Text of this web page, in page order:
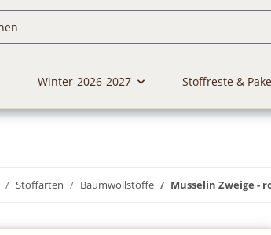
Winter-2026-2027 Stoffreste &
Stoffarten Baumwollstoffe Musselin Zweige -